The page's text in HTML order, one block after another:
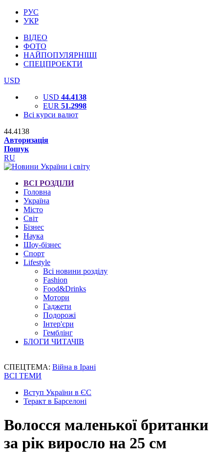
РУС
УКР
ВІДЕО
ФОТО
НАЙПОПУЛЯРНІШІ
СПЕЦПРОЕКТИ
USD
USD 44.4138
EUR 51.2998
Всі курси валют
44.4138
Авторизація
Пошук
RU
ВСІ РОЗДІЛИ
Головна
Україна
Місто
Світ
Бізнес
Наука
Шоу-бізнес
Спорт
Lifestyle
Всі новини розділу
Fashion
Food&Drinks
Мотори
Гаджети
Подорожі
Інтер'єри
Гемблінг
БЛОГИ ЧИТАЧІВ
СПЕЦТЕМА: Війна в Ірані
ВСІ ТЕМИ
Вступ України в ЄС
Теракт в Барселоні
Волосся маленької британки
за рік виросло на 25 см